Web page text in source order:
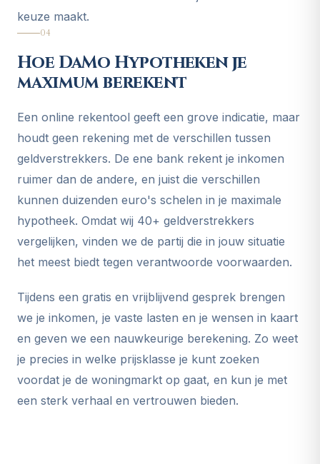
keuze maakt.
04
Hoe DaMo Hypotheken je
maximum berekent
Een online rekentool geeft een grove indicatie, maar
houdt geen rekening met de verschillen tussen
geldverstrekkers. De ene bank rekent je inkomen
ruimer dan de andere, en juist die verschillen
kunnen duizenden euro's schelen in je maximale
hypotheek. Omdat wij 40+ geldverstrekkers
vergelijken, vinden we de partij die in jouw situatie
het meest biedt tegen verantwoorde voorwaarden.
Tijdens een gratis en vrijblijvend gesprek brengen
we je inkomen, je vaste lasten en je wensen in kaart
en geven we een nauwkeurige berekening. Zo weet
je precies in welke prijsklasse je kunt zoeken
voordat je de woningmarkt op gaat, en kun je met
een sterk verhaal en vertrouwen bieden.